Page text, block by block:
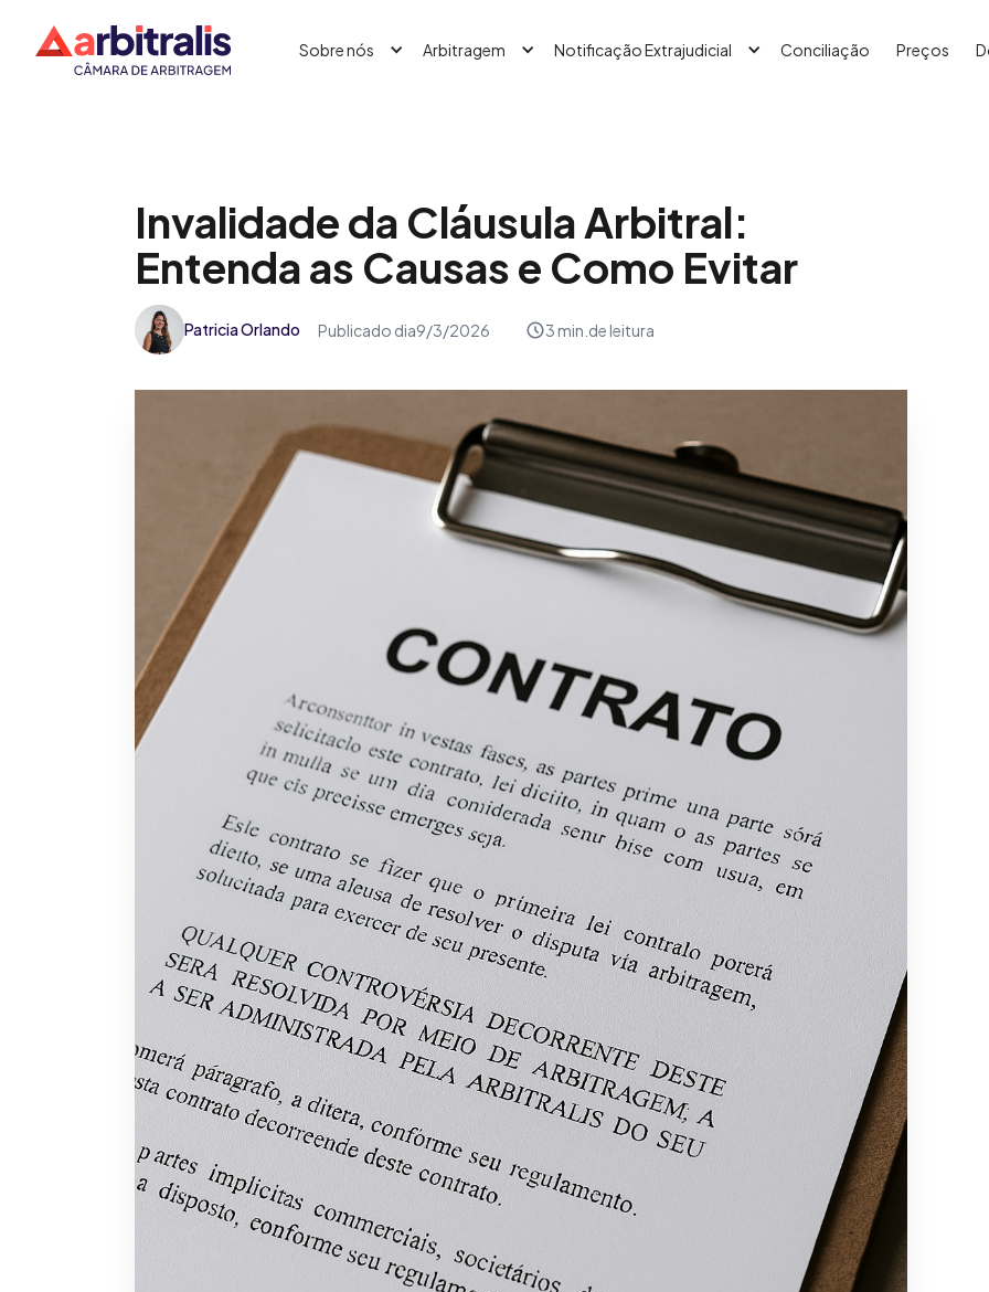
Sobre nós Arbitragem Notificação Extrajudicial Conciliação Preços
Invalidade da Cláusula Arbitral:
Entenda as Causas e Como Evitar
Patricia Orlando Publicado dia9/3/2026 3 min. de leitura